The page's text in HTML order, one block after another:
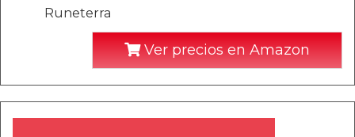
Runeterra
Ver precios en Amazon